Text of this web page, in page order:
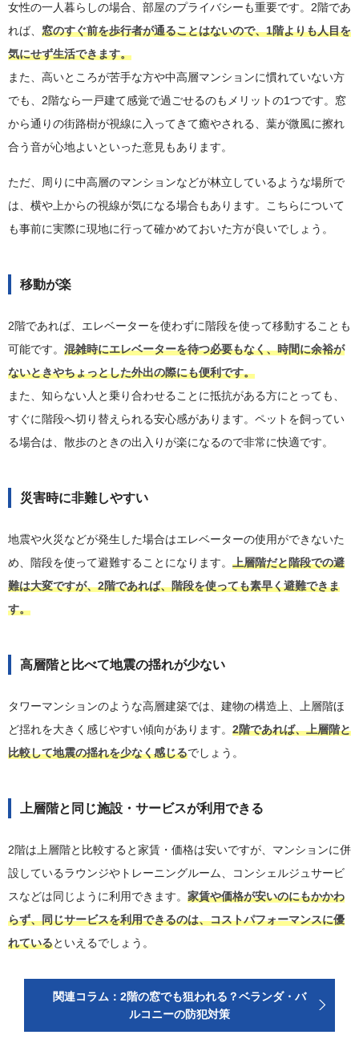
女性の一人暮らしの場合、部屋のプライバシーも重要です。2階であ
れば、 窓のすぐ前を歩行者が通ることはないので、1階よりも人目を
気にせず生活できます。
また、高いところが苦手な方や中高層マンションに慣れていない方
でも、2階なら一戸建て感覚で過ごせるのもメリットの1つです。窓
から通りの街路樹が視線に入ってきて癒やされる、葉が微風に擦れ
合う音が心地よいといった意見もあります。
ただ、周りに中高層のマンションなどが林立しているような場所で
は、横や上からの視線が気になる場合もあります。こちらについて
も事前に実際に現地に行って確かめておいた方が良いでしょう。
移動が楽
2階であれば、エレベーターを使わずに階段を使って移動することも
可能です。 混雑時にエレベーターを待つ必要もなく、時間に余裕が
ないときやちょっとした外出の際にも便利です。
また、知らない人と乗り合わせることに抵抗がある方にとっても、
すぐに階段へ切り替えられる安心感があります。ペットを飼ってい
る場合は、散歩のときの出入りが楽になるので非常に快適です。
災害時に非難しやすい
地震や火災などが発生した場合はエレベーターの使用ができないた
め、階段を使って避難することになります。 上層階だと階段での避
難は大変ですが、2階であれば、階段を使っても素早く避難できま
す。
高層階と比べて地震の揺れが少ない
タワーマンションのような高層建築では、建物の構造上、上層階ほ
ど揺れを大きく感じやすい傾向があります。 2階であれば、上層階と
比較して地震の揺れを少なく感じるでしょう。
上層階と同じ施設・サービスが利用できる
2階は上層階と比較すると家賃・価格は安いですが、マンションに併
設しているラウンジやトレーニングルーム、コンシェルジュサービ
スなどは同じように利用できます。 家賃や価格が安いのにもかかわ
らず、同じサービスを利用できるのは、コストパフォーマンスに優
れているといえるでしょう。
関連コラム：2階の窓でも狙われる？ベランダ・バ
ルコニーの防犯対策